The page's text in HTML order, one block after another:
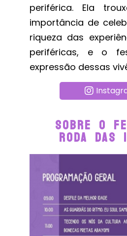
Sobre O
Roda Das
periférica. Ela
importância de
riqueza das
periféricas, e o
expressão dessas